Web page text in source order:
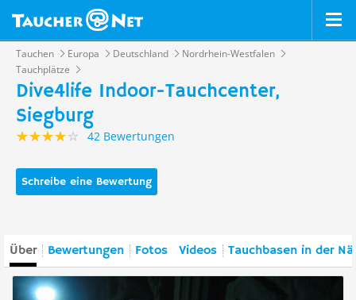
Tauchen Europa Deutschland
Nordrhein-Westfalen
Tauchplätze
Dive4life Indoor-Tauchcenter,
Siegburg
42 Bewertungen
Schreibe eine Bewertung
Über Bewertungen Fotos Videos Tauchbasen in der